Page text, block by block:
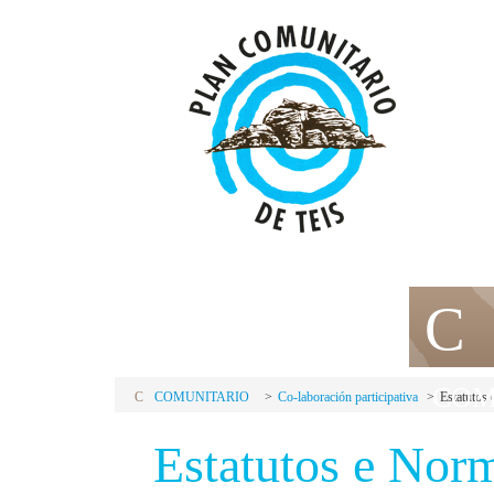
C
C COMUNITARIO Co-laboración participativa Estatutos
Estatutos e